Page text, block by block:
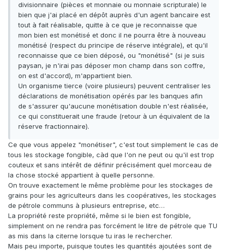
divisionnaire (pièces et monnaie ou monnaie scripturale) le
bien que j'ai placé en dépôt auprès d'un agent bancaire est
tout à fait réalisable, quitte à ce que je reconnaisse que
mon bien est monétisé et donc il ne pourra être à nouveau
monétisé (respect du principe de réserve intégrale), et qu'il
reconnaisse que ce bien déposé, ou "monétisé" (si je suis
paysan, je n'irai pas déposer mon champ dans son coffre,
on est d'accord), m'appartient bien.
Un organisme tierce (voire plusieurs) peuvent centraliser les
déclarations de monétisation opérés par les banques afin
de s'assurer qu'aucune monétisation double n'est réalisée,
ce qui constituerait une fraude (retour à un équivalent de la
réserve fractionnaire).
Ce que vous appelez "monétiser", c'est tout simplement le cas de
tous les stockage fongible, càd que l'on ne peut ou qu'il est trop
couteux et sans intérêt de définir précisément quel morceau de
la chose stocké appartient à quelle personne.
On trouve exactement le même problème pour les stockages de
grains pour les agriculteurs dans les coopératives, les stockages
de pétrole communs à plusieurs entreprise, etc…
La propriété reste propriété, même si le bien est fongible,
simplement on ne rendra pas forcément le litre de pétrole que TU
as mis dans la citerne lorsque tu iras le rechercher.
Mais peu importe, puisque toutes les quantités ajoutées sont de